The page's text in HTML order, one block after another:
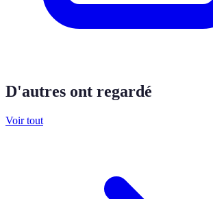
D'autres ont regardé
Voir tout